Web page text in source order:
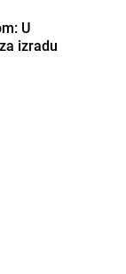
U
izradu